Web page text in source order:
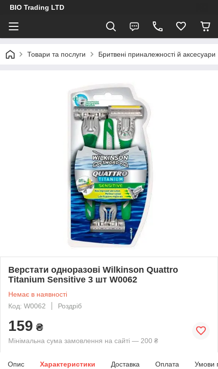
BIO Trading LTD
Товари та послуги Бритвені приналежності й аксесуари
Верстати одноразові Wilkinson Quattro
Titanium Sensitive 3 шт W0062
Немає в наявності
Код: W0062
Роздріб
159 ₴
Мінімальна сума замовлення на сайті — 200 ₴
Опис Характеристики Доставка Оплата Умови